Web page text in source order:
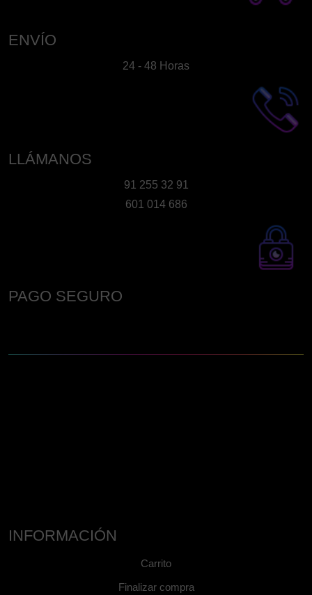
ENVÍO
24 - 48 Horas
LLÁMANOS
91 255 32 91
601 014 686
PAGO SEGURO
INFORMACIÓN
Carrito
Finalizar compra